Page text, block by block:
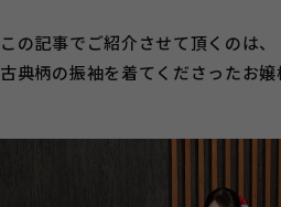
この記事でご紹介させて頂くのは、
古典柄の振袖を着てくださったお